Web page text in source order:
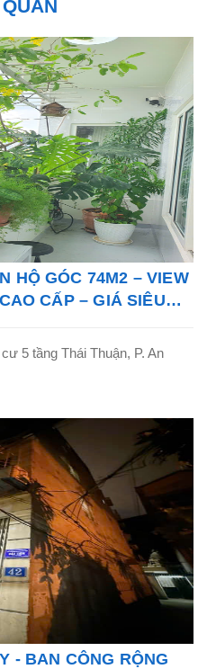
HỘ GÓC 74M2 – VIEW
CẤP – GIÁ SIÊU
5 tầng Thái Thuận, P. An
- BAN CÔNG RỘNG